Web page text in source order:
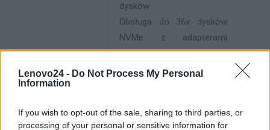
Lenovo24 - Do Not Process My Personal
Information
If you wish to opt-out of the sale, sharing to third parties, or
processing of your personal or sensitive information for
dyski
dysków
Obsługa do 36x dysków
NVMe z adapterami
retimer PCIe
Tył: 2x 2,5"; 7mm
Wewnętrzne: 2x M.2